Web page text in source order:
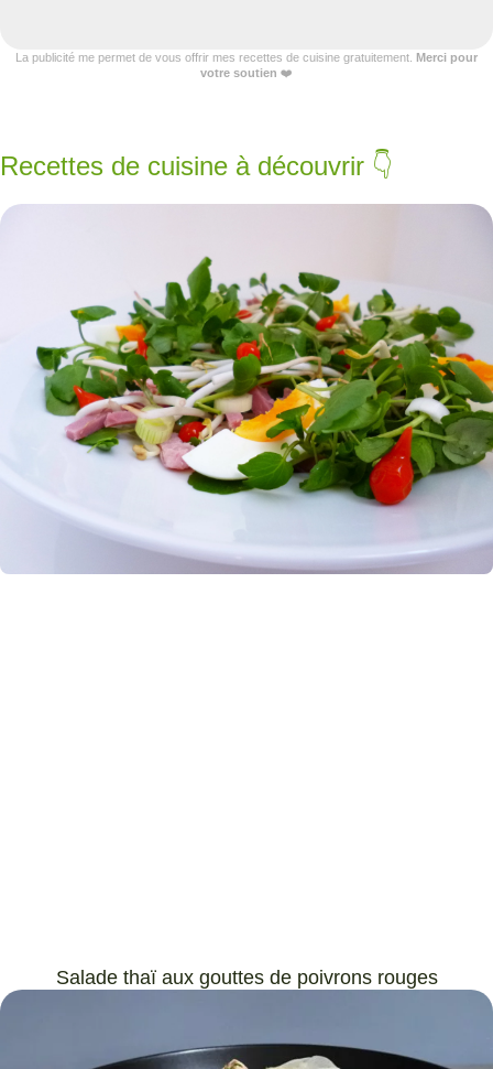
La publicité me permet de vous offrir mes recettes de cuisine gratuitement. Merci pour
votre soutien ❤️
Recettes de cuisine à découvrir 👇
Salade thaï aux gouttes de poivrons rouges